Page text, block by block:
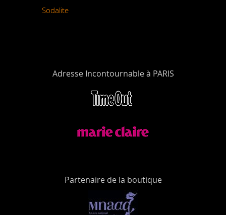
Sodalite
Adresse Incontournable à PARIS
Partenaire de la boutique